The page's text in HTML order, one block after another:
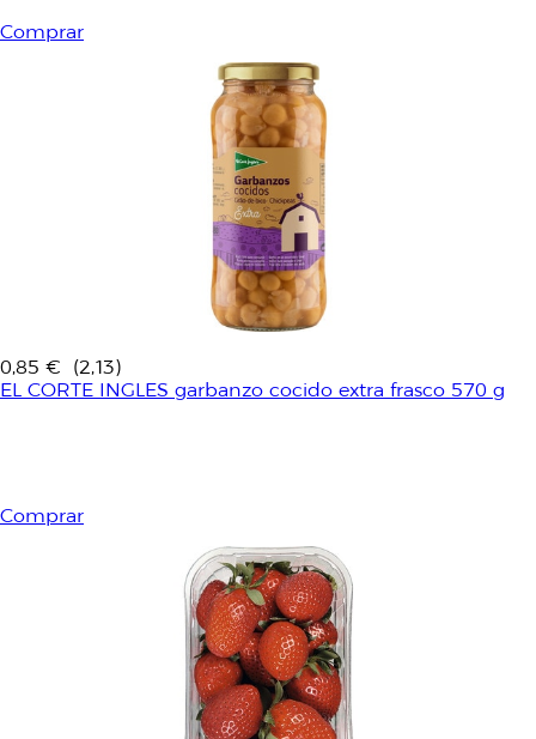
Comprar
0,85 €
(2,13)
EL CORTE INGLES garbanzo cocido extra frasco 570 g
Comprar